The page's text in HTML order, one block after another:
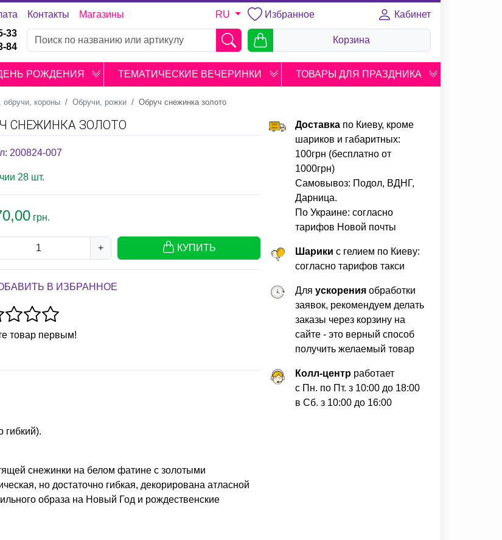
Контакты Магазины RU Избранное
Кабинет
33
84
Корзина
РОЖДЕНИЯ ТЕМАТИЧЕСКИЕ ВЕЧЕРИНКИ ТОВАРЫ ДЛЯ ПРАЗДНИКА
обручи, короны Обручи, рожки Обруч снежинка золото
СНЕЖИНКА ЗОЛОТО
200824-007
28 шт.
грн.
+ КУПИТЬ
В ИЗБРАННОЕ
товар первым!
гибкий).
снежинки на белом фатине с золотыми
но достаточно гибкая, декорирована атласной
образа на Новый Год и рождественские
Доставкапо Киеву, кроме
шариков и габаритных:
100грн (бесплатно от
1000грн)
Самовывоз: Подол, ВДНГ,
Дарница.
По Украине: согласно
тарифов Новой почты
Шарики с гелием по Киеву:
согласно тарифов такси
Для ускоренияобработки
заявок, рекомендуем делать
заказы через корзину на
сайте - это верный способ
получить желаемый товар
Колл-центрработает
с Пн. по Пт. з 10:00 до 18:00
в Сб. з 10:00 до 16:00